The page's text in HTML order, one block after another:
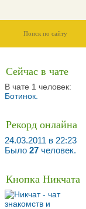
Сейчас в чате
В чате 1 человек:
Ботинок
Рекорд онлайна
24.03.2011 в 22:23
Было 27 человек.
Кнопка Никчата